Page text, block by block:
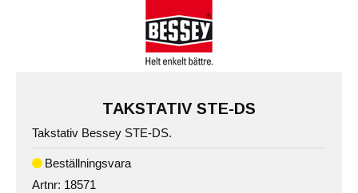
TAKSTATIV STE-DS
Takstativ Bessey STE-DS.
Artnr: 18571